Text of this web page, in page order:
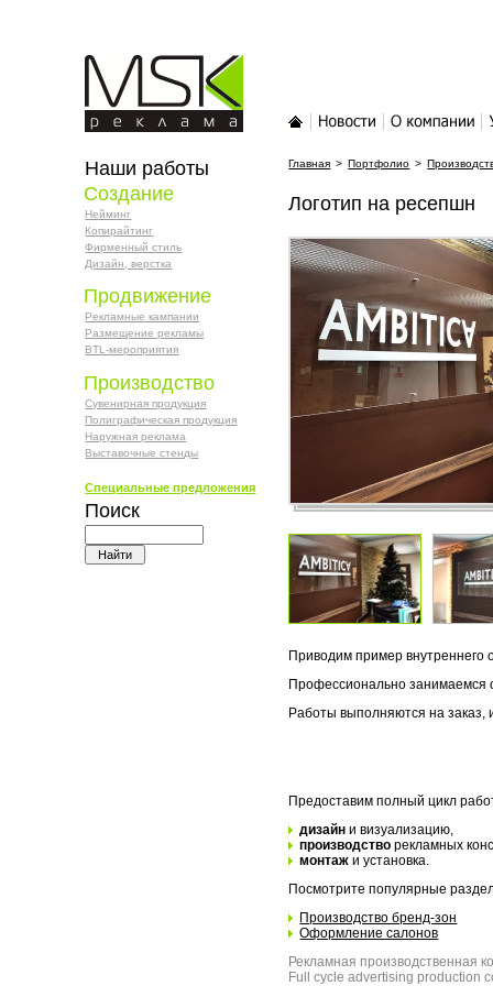
MSK-реклама
Главная > Портфолио >
Логотип на ресепшн
Приводим пример
Профессионально занимаемся
Работы выполняются на заказ,
Предоставим полный цикл
дизайн и визуализацию,
производство рекламных
монтаж и установка.
Посмотрите популярные
Производство бренд-зон
Оформление салонов
Рекламная производственная
Full cycle advertising production
Наши работы
Создание
Нейминг
Копирайтинг
Фирменный стиль
Дизайн, верстка
Продвижение
Рекламные кампании
Размещение рекламы
BTL-мероприятия
Производство
Сувенирная продукция
Полиграфическая продукция
Наружная реклама
Выставочные стенды
Специальные предложения
Поиск